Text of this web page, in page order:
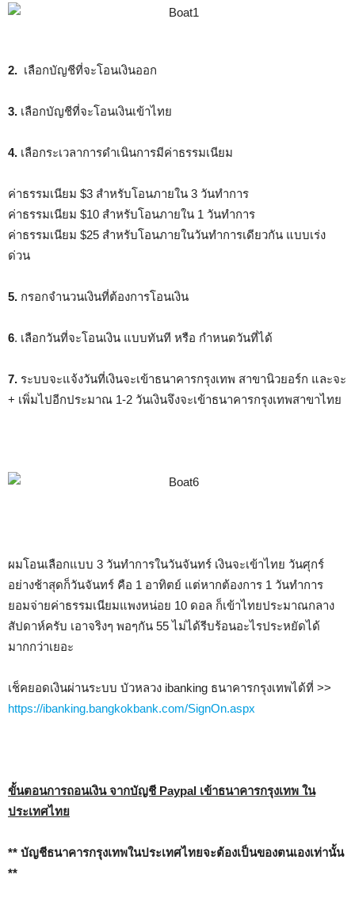
2. เลือกบัญชีที่จะโอนเงินออก
3. เลือกบัญชีที่จะโอนเงินเข้าไทย
4. เลือกระเวลาการดำเนินการมีค่าธรรมเนียม
ค่าธรรมเนียม $3 สำหรับโอนภายใน 3 วันทำการ
ค่าธรรมเนียม $10 สำหรับโอนภายใน 1 วันทำการ
ค่าธรรมเนียม $25 สำหรับโอนภายในวันทำการเดียวกัน แบบเร่ง
ด่วน
5. กรอกจำนวนเงินที่ต้องการโอนเงิน
6. เลือกวันที่จะโอนเงิน แบบทันที หรือ กำหนดวันที่ได้
7. ระบบจะแจ้งวันที่เงินจะเข้าธนาคารกรุงเทพ สาขานิวยอร์ก และจะ
+ เพิ่มไปอีกประมาณ 1-2 วันเงินจึงจะเข้าธนาคารกรุงเทพสาขาไทย
ผมโอนเลือกแบบ 3 วันทำการในวันจันทร์ เงินจะเข้าไทย วันศุกร์
อย่างช้าสุดก็วันจันทร์ คือ 1 อาทิตย์ แต่หากต้องการ 1 วันทำการ
ยอมจ่ายค่าธรรมเนียมแพงหน่อย 10 ดอล ก็เข้าไทยประมาณกลาง
สัปดาห์ครับ เอาจริงๆ พอๆกัน 55 ไม่ได้รีบร้อนอะไรประหยัดได้
มากกว่าเยอะ
เช็คยอดเงินผ่านระบบ บัวหลวง ibanking ธนาคารกรุงเทพได้ที่ >>
https://ibanking.bangkokbank.com/SignOn.aspx
ขั้นตอนการถอนเงิน จากบัญชี Paypal เข้าธนาคารกรุงเทพ ใน
ประเทศไทย
** บัญชีธนาคารกรุงเทพในประเทศไทยจะต้องเป็นของตนเองเท่านั้น
**